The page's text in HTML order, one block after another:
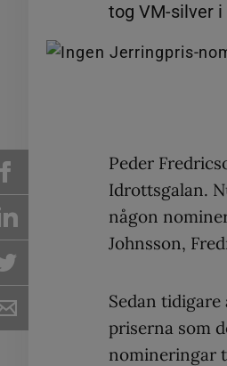
tog VM-silver
Peder
Idrottsgalan.
någon
Johnsson,
Sedan
priserna som
nomineringar